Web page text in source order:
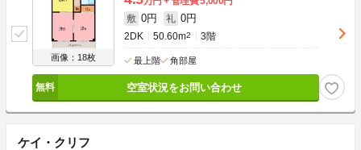
画像：18枚
敷 0円 礼 0円
2DK 50.60m2 3階
最上階 角部屋
空室状況をお問い合わせ
ケイ・クリフ